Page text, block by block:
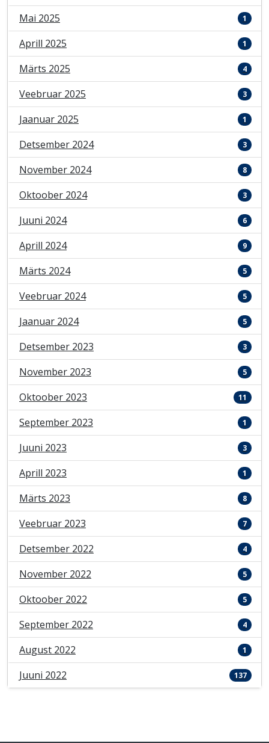
Mai 2025 1
Aprill 2025 1
Märts 2025 4
Veebruar 2025 3
Jaanuar 2025 1
Detsember 2024 3
November 2024 8
Oktoober 2024 3
Juuni 2024 6
Aprill 2024 9
Märts 2024 5
Veebruar 2024 5
Jaanuar 2024 5
Detsember 2023 3
November 2023 5
Oktoober 2023 11
September 2023 1
Juuni 2023 3
Aprill 2023 1
Märts 2023 8
Veebruar 2023 7
Detsember 2022 4
November 2022 5
Oktoober 2022 5
September 2022 4
August 2022 1
Juuni 2022 137